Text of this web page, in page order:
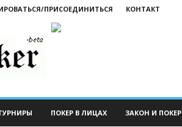
ПРИСОЕДИНИТЬСЯ КОНТАКТ
ПОКЕР В ЛИЦАХ ЗАКОН И ПОКЕР